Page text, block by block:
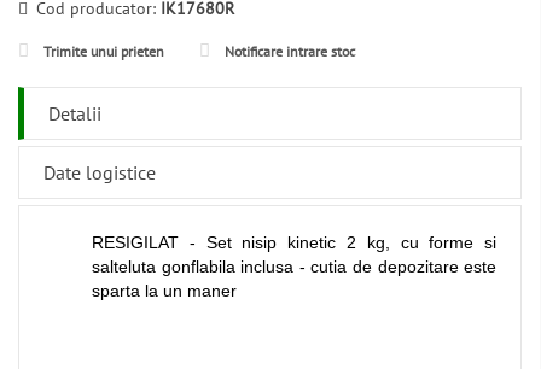
Cod producator: IK17680R
Trimite unui prieten Notificare intrare stoc
Detalii
Date logistice
RESIGILAT - Set nisip kinetic 2 kg, cu forme si
salteluta gonflabila inclusa - cutia de depozitare este
sparta la un maner